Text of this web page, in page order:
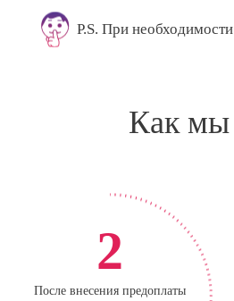
P.S. При
Как мы
2
После внесения предоплаты